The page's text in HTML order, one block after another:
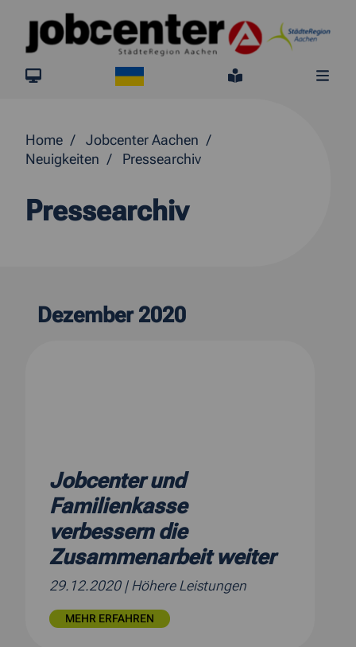
Springe direkt zum Inhalt
jobcenter.digital
Leichte
Home
Jobcenter Aachen
Neuigkeiten
Pressearchiv
Pressearchiv
Dezember 2020
Jobcenter und
Familienkasse
verbessern die
Zusammenarbeit weiter
29.12.2020 | Höhere Leistungen
MEHR ERFAHREN